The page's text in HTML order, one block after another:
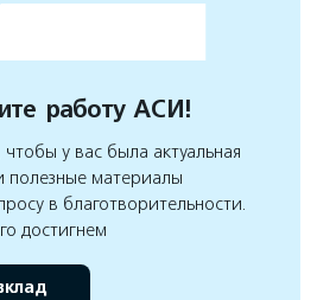
работу АСИ!
у вас была актуальная
материалы
в благотворительности.
достигнем